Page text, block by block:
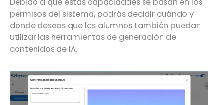
permisos del sistema, podrás decidir cuándo y
dónde deseas que los alumnos también puedan
utilizar las herramientas de generación de
contenidos de IA.